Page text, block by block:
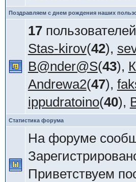
Поздравляем с днем рождения наших
17
Stas-kirov(42),
B@nder@S(43),
Andrewa2(47),
ippudratoino(40),
Статистика форума
На форуме
Приветствуем